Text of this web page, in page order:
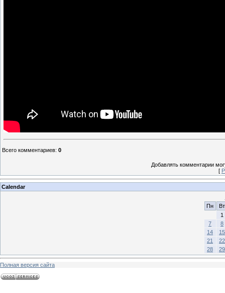
Всего комментариев: 0
Добавлять комментарии
[
Calendar
Пн
Вт
1
7
8
14
15
21
22
28
29
Полная версия сайта